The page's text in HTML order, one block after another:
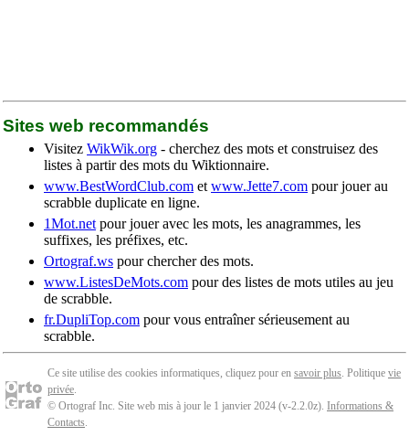
Sites web recommandés
Visitez WikWik.org - cherchez des mots et construisez des
listes à partir des mots du Wiktionnaire.
www.BestWordClub.com et www.Jette7.com pour jouer au
scrabble duplicate en ligne.
1Mot.net pour jouer avec les mots, les anagrammes, les
suffixes, les préfixes, etc.
Ortograf.ws pour chercher des mots.
www.ListesDeMots.com pour des listes de mots utiles au jeu
de scrabble.
fr.DupliTop.com pour vous entraîner sérieusement au
scrabble.
Ce site utilise des cookies informatiques, cliquez pour en savoir plus. Politique vie
privée.
© Ortograf Inc. Site web mis à jour le 1 janvier 2024 (v-2.2.0z). Informations &
Contacts.